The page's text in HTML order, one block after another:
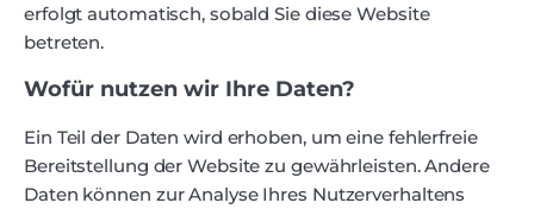
erfolgt automatisch, sobald Sie diese Website
betreten.
Wofür nutzen wir Ihre Daten?
Ein Teil der Daten wird erhoben, um eine fehlerfreie
Bereitstellung der Website zu gewährleisten. Andere
Daten können zur Analyse Ihres Nutzerverhaltens